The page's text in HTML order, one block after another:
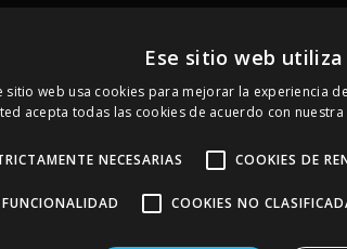
Ese sitio web utiliza
sitio web usa cookies para mejorar la experiencia
acepta todas las cookies de acuerdo con
NECESARIAS COOKIES DE
COOKIES NO